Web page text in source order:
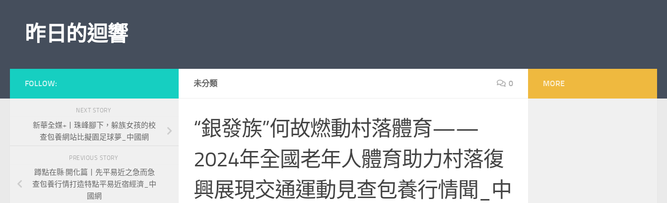
昨日的迴響
未分類 0
“銀發族”何故燃動村落體育——
2024年全國老年人體育助力村落復
興展現交通運動見查包養行情聞_中
FOLLOW:
NEXT STORY
新華全媒+丨珠峰腳下，躲族女孩的校
查包養網站比擬園足球夢_中國網
PREVIOUS STORY
蹲點在縣·開化篇丨先平易近之急而急
查包養行情打造特點平易近宿經濟_中
國網
MORE